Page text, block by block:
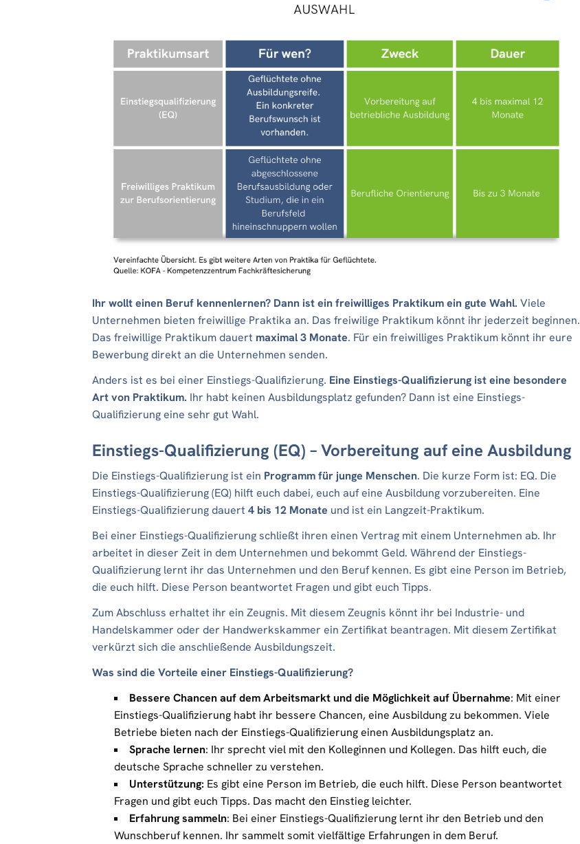
Ihr wollt einen Beruf kennenlernen? Dann ist ein freiwilliges Praktikum ein gute Wahl. Viele
Unternehmen bieten freiwillige Praktika an. Das freiwilige Praktikum könnt ihr jederzeit beginnen.
Das freiwillige Praktikum dauert maximal 3 Monate. Für ein freiwilliges Praktikum könnt ihr eure
Bewerbung direkt an die Unternehmen senden.
Anders ist es bei einer Einstiegs-Qualifizierung. Eine Einstiegs-Qualifizierung ist eine besondere
Art von Praktikum. Ihr habt keinen Ausbildungsplatz gefunden? Dann ist eine Einstiegs-
Qualifizierung eine sehr gut Wahl.
Einstiegs-Qualifizierung (EQ) – Vorbereitung auf eine Ausbildung
Die Einstiegs-Qualifizierung ist ein Programm für junge Menschen. Die kurze Form ist: EQ. Die
Einstiegs-Qualifizierung (EQ) hilft euch dabei, euch auf eine Ausbildung vorzubereiten. Eine
Einstiegs-Qualifizierung dauert 4 bis 12 Monate und ist ein Langzeit-Praktikum.
Bei einer Einstiegs-Qualifizierung schließt ihren einen Vertrag mit einem Unternehmen ab. Ihr
arbeitet in dieser Zeit in dem Unternehmen und bekommt Geld. Während der Einstiegs-
Qualifizierung lernt ihr das Unternehmen und den Beruf kennen. Es gibt eine Person im Betrieb,
die euch hilft. Diese Person beantwortet Fragen und gibt euch Tipps.
Zum Abschluss erhaltet ihr ein Zeugnis. Mit diesem Zeugnis könnt ihr bei Industrie- und
Handelskammer oder der Handwerkskammer ein Zertifikat beantragen. Mit diesem Zertifikat
verkürzt sich die anschließende Ausbildungszeit.
Was sind die Vorteile einer Einstiegs-Qualifizierung?
Bessere Chancen auf dem Arbeitsmarkt und die Möglichkeit auf Übernahme: Mit einer
Einstiegs-Qualifizierung habt ihr bessere Chancen, eine Ausbildung zu bekommen. Viele
Betriebe bieten nach der Einstiegs-Qualifizierung einen Ausbildungsplatz an.
Sprache lernen: Ihr sprecht viel mit den Kolleginnen und Kollegen. Das hilft euch, die
deutsche Sprache schneller zu verstehen.
Unterstützung: Es gibt eine Person im Betrieb, die euch hilft. Diese Person beantwortet
Fragen und gibt euch Tipps. Das macht den Einstieg leichter.
Erfahrung sammeln: Bei einer Einstiegs-Qualifizierung lernt ihr den Betrieb und den
Wunschberuf kennen. Ihr sammelt somit vielfältige Erfahrungen in dem Beruf.